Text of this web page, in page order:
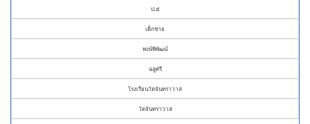
ป.๕
เด็กชาย
พงษ์พิพัฒน์
ฉลูศรี
โรงเรียนวัดจันทราวาส
วัดจันทราวาส